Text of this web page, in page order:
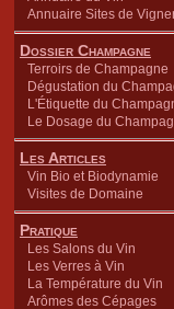
Annuaire Sites de
Dossier Champagne
Terroirs de Champagne
Dégustation du
L'Étiquette du
Le Dosage du
Les Articles
Vin Bio et Biodynamie
Visites de Domaine
Pratique
Les Salons du Vin
Les Verres à Vin
La Température du Vin
Arômes des Cépages